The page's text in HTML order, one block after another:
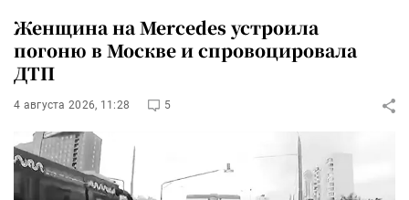
Женщина на Mercedes устроила
погоню в Москве и спровоцировала
ДТП
4 августа 2026, 11:28 5